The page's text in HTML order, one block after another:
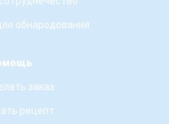
обнародования
заказ
рецепт